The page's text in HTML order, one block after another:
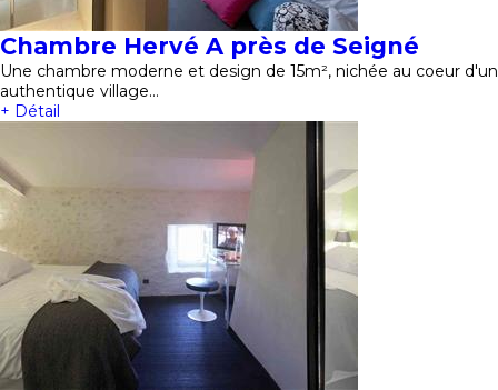
Chambre Hervé A près de Seigné
Une chambre moderne et design de 15m², nichée au coeur d'un
authentique village…
+ Détail